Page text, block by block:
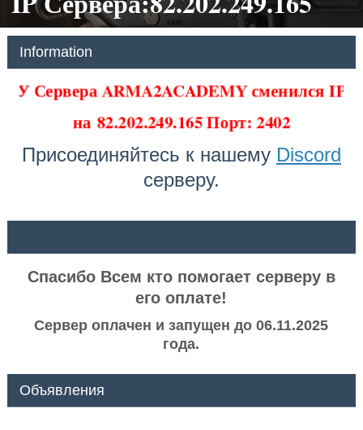
Information
У Сервера ARMA2ACADEMY сменился IP
на82.202.249.165 Порт: 2402
Присоединяйтесь к нашему Discord
серверу.
Спасибо Всем кто помогает серверу в
его оплате!
Сервер оплачен и запущен до 06.11.2025
года.
Объявления